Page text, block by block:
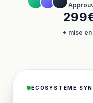
+ mise
ÉCOSYSTÈME